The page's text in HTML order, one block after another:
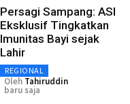
Persagi Sampang: ASI
Eksklusif Tingkatkan
Imunitas Bayi sejak
Lahir
REGIONAL
Oleh Tahiruddin
baru saja